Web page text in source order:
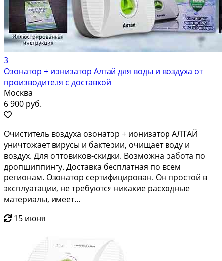
3
Озонатор + ионизатор Алтай для воды и воздуха от
производителя с доставкой
Москва
6 900 руб.
Очиститель воздуха озонатор + ионизатор АЛТАЙ
уничтожает вирусы и бактерии, очищает воду и
воздух. Для оптовиков-скидки. Возможна работа по
дропшиппингу. Доставка бесплатная по всем
регионам. Озонатор сертифицирован. Он простой в
эксплуатации, не требуются никакие расходные
материалы, имеет...
15 июня